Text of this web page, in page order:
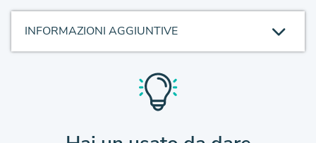
INFORMAZIONI AGGIUNTIVE